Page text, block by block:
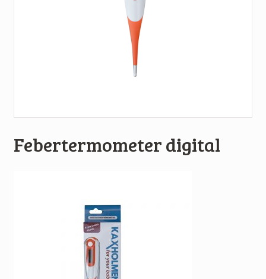
Febertermometer digital